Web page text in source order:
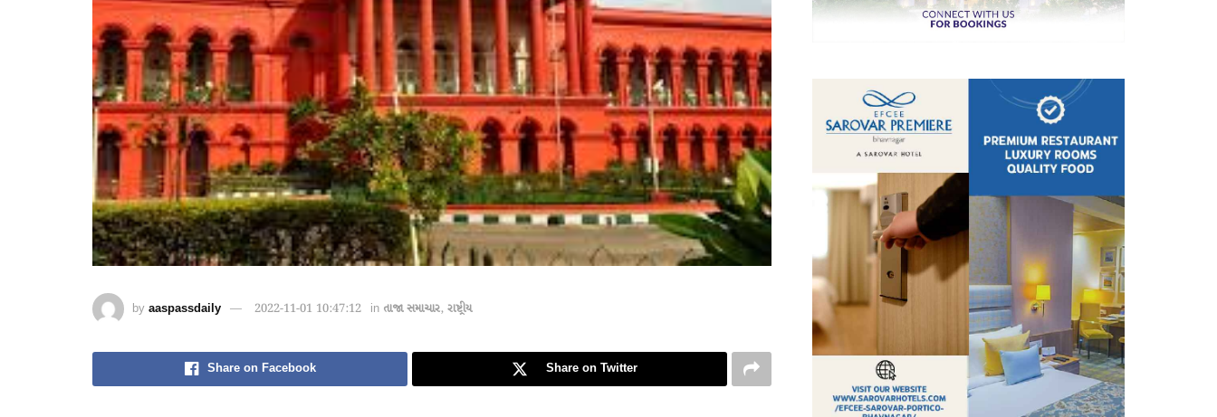
by aaspassdaily 2022-11-01 10:47:12 in તાજા સમાચાર, રાષ્ટ્રીય
Share on Facebook Share on Twitter